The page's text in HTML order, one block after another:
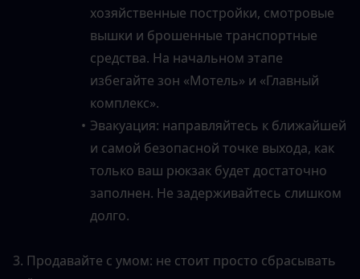
хозяйственные постройки, смотровые
вышки и брошенные транспортные
средства. На начальном этапе
избегайте зон «Мотель» и «Главный
комплекс».
Эвакуация: направляйтесь к ближайшей
и самой безопасной точке выхода, как
только ваш рюкзак будет достаточно
заполнен. Не задерживайтесь слишком
долго.
3. Продавайте с умом: не стоит просто сбрасывать